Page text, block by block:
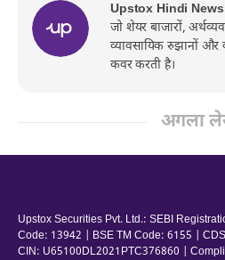
Upstox Hindi
जो शेयर बाजारों,
व्यावसायिक रुझानों और
कवर करती है।
अगला
Upstox Securities Pvt. Ltd.: SEBI
Code: 13942 | BSE TM Code: 6155 |
CIN: U65100DL2021PTC376860 |